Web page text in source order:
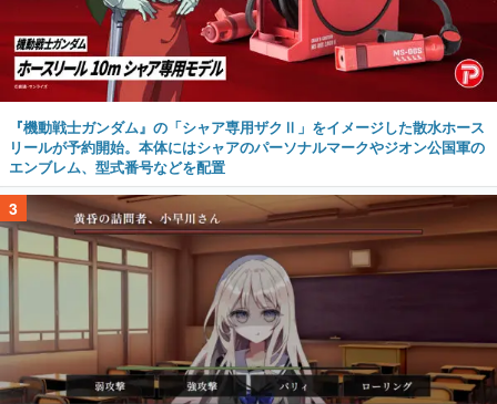
『機動戦士ガンダム』の「シャア専用ザクⅡ」をイメージした散水ホース
リールが予約開始。本体にはシャアのパーソナルマークやジオン公国軍の
エンブレム、型式番号などを配置
3